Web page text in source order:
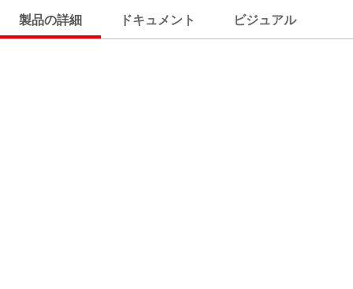
製品の詳細 ドキュメント ビジュアル